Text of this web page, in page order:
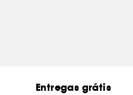
Entregas grátis